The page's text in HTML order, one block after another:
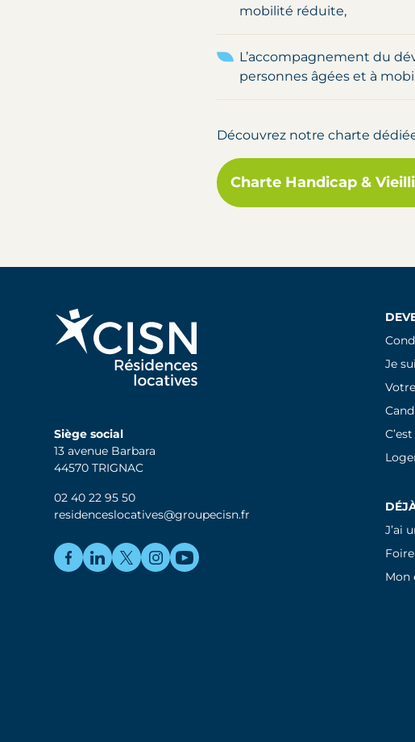
mobilité réduite,
L’accompagnement du
personnes âgées et à
Découvrez notre charte
Charte Handicap &
Siège social
13 avenue Barbara
44570 TRIGNAC
02 40 22 95 50
residenceslocatives@groupecisn.fr
Je
J’ai
Mon